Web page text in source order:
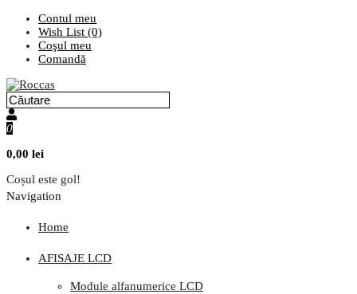
Contul meu
Wish List (0)
Coşul meu
Comandă
0
0,00 lei
Coșul este gol!
Navigation
Home
AFISAJE LCD
Module alfanumerice LCD